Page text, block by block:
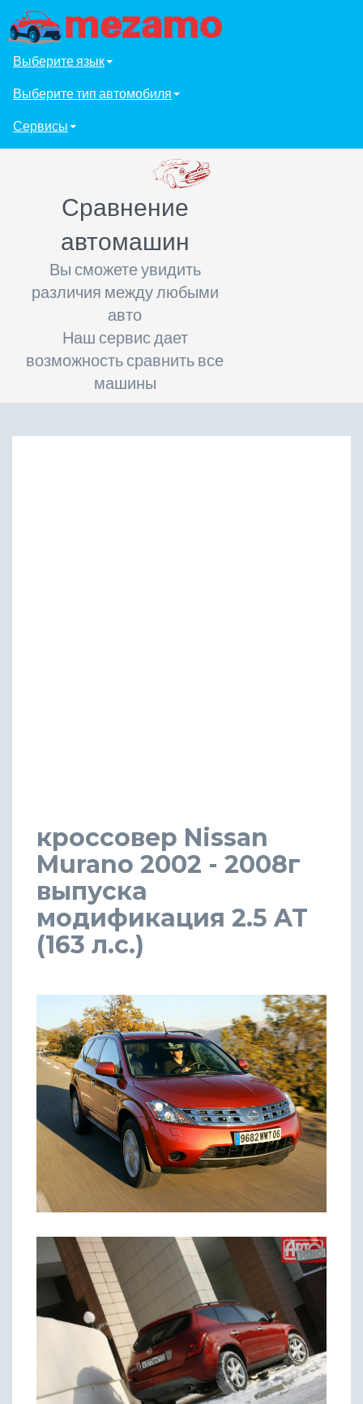
Выберите язык
Выберите тип автомобиля
Сервисы
Сравнение
автомашин
Вы сможете увидить
различия между любыми
авто
Наш сервис дает
возможность сравнить все
машины
кроссовер Nissan
Murano 2002 - 2008г
выпуска
модификация 2.5 AT
(163 л.с.)